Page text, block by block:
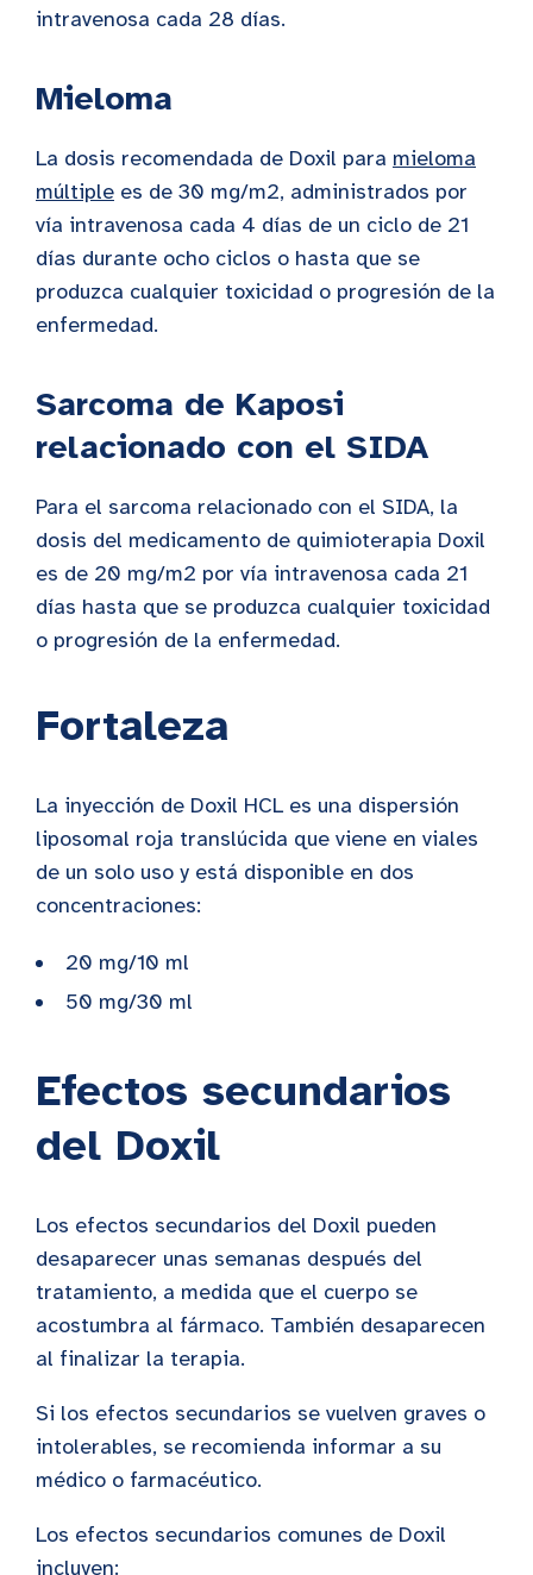
intravenosa cada 28 días.
Mieloma
La dosis recomendada de Doxil para mieloma
múltiple es de 30 mg/m2, administrados por
vía intravenosa cada 4 días de un ciclo de 21
días durante ocho ciclos o hasta que se
produzca cualquier toxicidad o progresión de la
enfermedad.
Sarcoma de Kaposi
relacionado con el SIDA
Para el sarcoma relacionado con el SIDA, la
dosis del medicamento de quimioterapia Doxil
es de 20 mg/m2 por vía intravenosa cada 21
días hasta que se produzca cualquier toxicidad
o progresión de la enfermedad.
Fortaleza
La inyección de Doxil HCL es una dispersión
liposomal roja translúcida que viene en viales
de un solo uso y está disponible en dos
concentraciones:
20 mg/10 ml
50 mg/30 ml
Efectos secundarios
del Doxil
Los efectos secundarios del Doxil pueden
desaparecer unas semanas después del
tratamiento, a medida que el cuerpo se
acostumbra al fármaco. También desaparecen
al finalizar la terapia.
Si los efectos secundarios se vuelven graves o
intolerables, se recomienda informar a su
médico o farmacéutico.
Los efectos secundarios comunes de Doxil
incluyen: